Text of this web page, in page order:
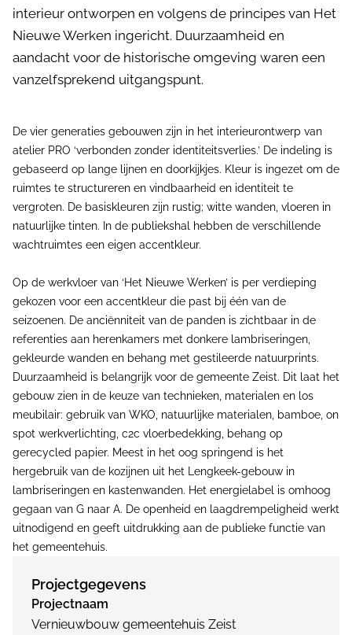
interieur ontworpen en volgens de principes van Het
Nieuwe Werken ingericht. Duurzaamheid en
aandacht voor de historische omgeving waren een
vanzelfsprekend uitgangspunt.
De vier generaties gebouwen zijn in het interieurontwerp van
atelier PRO ‘verbonden zonder identiteitsverlies.’ De indeling is
gebaseerd op lange lijnen en doorkijkjes. Kleur is ingezet om de
ruimtes te structureren en vindbaarheid en identiteit te
vergroten. De basiskleuren zijn rustig; witte wanden, vloeren in
natuurlijke tinten. In de publiekshal hebben de verschillende
wachtruimtes een eigen accentkleur.
Op de werkvloer van ‘Het Nieuwe Werken’ is per verdieping
gekozen voor een accentkleur die past bij één van de
seizoenen. De anciënniteit van de panden is zichtbaar in de
referenties aan herenkamers met donkere lambriseringen,
gekleurde wanden en behang met gestileerde natuurprints.
Duurzaamheid is belangrijk voor de gemeente Zeist. Dit laat het
gebouw zien in de keuze van technieken, materialen en los
meubilair: gebruik van WKO, natuurlijke materialen, bamboe, on
spot werkverlichting, c2c vloerbedekking, behang op
gerecycled papier. Meest in het oog springend is het
hergebruik van de kozijnen uit het Lengkeek-gebouw in
lambriseringen en kastenwanden. Het energielabel is omhoog
gegaan van G naar A. De openheid en laagdrempeligheid werkt
uitnodigend en geeft uitdrukking aan de publieke functie van
het gemeentehuis.
Projectgegevens
Projectnaam
Vernieuwbouw gemeentehuis Zeist